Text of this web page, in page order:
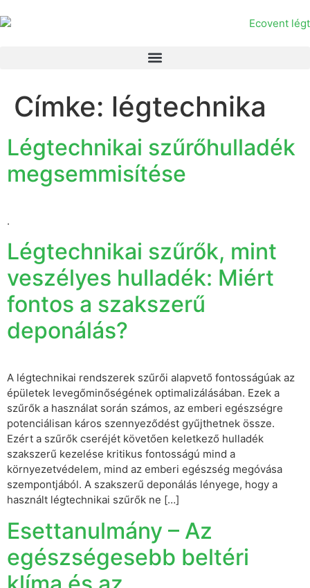
Címke: légtechnika
Légtechnikai szűrőhulladék
megsemmisítése
.
Légtechnikai szűrők, mint
veszélyes hulladék: Miért
fontos a szakszerű
deponálás?
A légtechnikai rendszerek szűrői alapvető fontosságúak az
épületek levegőminőségének optimalizálásában. Ezek a
szűrők a használat során számos, az emberi egészségre
potenciálisan káros szennyeződést gyűjthetnek össze.
Ezért a szűrők cseréjét követően keletkező hulladék
szakszerű kezelése kritikus fontosságú mind a
környezetvédelem, mind az emberi egészség megóvása
szempontjából. A szakszerű deponálás lényege, hogy a
használt légtechnikai szűrők ne […]
Esettanulmány – Az
egészségesebb beltéri